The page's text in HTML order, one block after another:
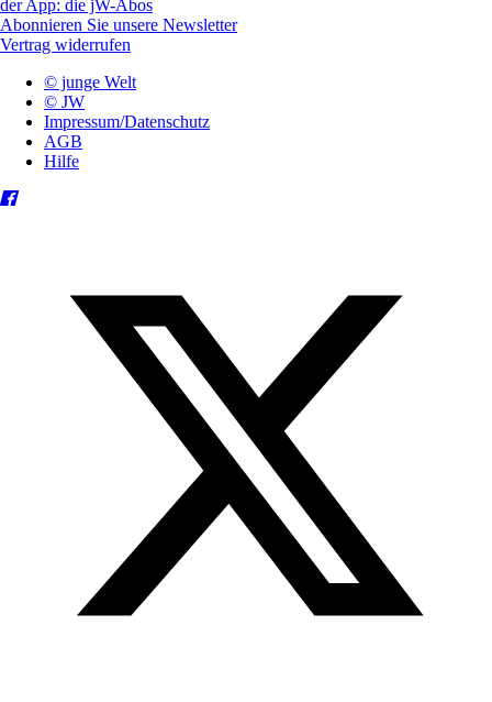
der App: die jW-Abos
Abonnieren Sie unsere Newsletter
Vertrag widerrufen
© junge Welt
© JW
Impressum/Datenschutz
AGB
Hilfe